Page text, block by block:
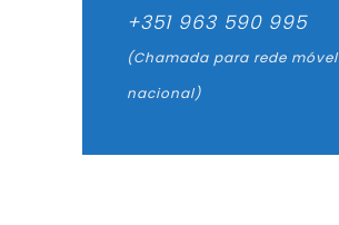
+351 963 590 995
(Chamada para rede móvel
nacional)